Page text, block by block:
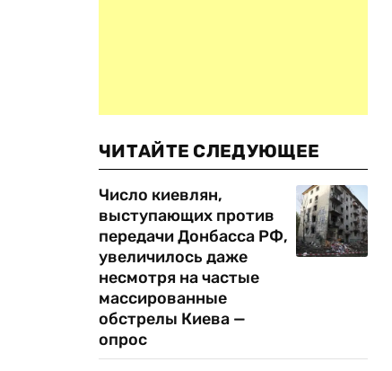
ЧИТАЙТЕ СЛЕДУЮЩЕЕ
Число киевлян,
выступающих против
передачи Донбасса РФ,
увеличилось даже
несмотря на частые
массированные
обстрелы Киева —
опрос